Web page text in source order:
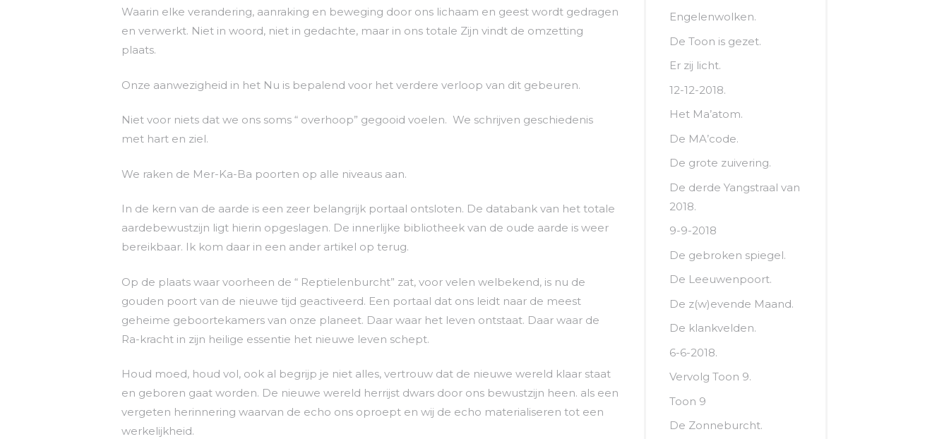
Waarin elke verandering, aanraking en beweging door ons lichaam en geest wordt gedragen
en verwerkt. Niet in woord, niet in gedachte, maar in ons totale Zijn vindt de omzetting
plaats.
Onze aanwezigheid in het Nu is bepalend voor het verdere verloop van dit gebeuren.
Niet voor niets dat we ons soms “ overhoop” gegooid voelen. We schrijven geschiedenis
met hart en ziel.
We raken de Mer-Ka-Ba poorten op alle niveaus aan.
In de kern van de aarde is een zeer belangrijk portaal ontsloten. De databank van het totale
aardebewustzijn ligt hierin opgeslagen. De innerlijke bibliotheek van de oude aarde is weer
bereikbaar. Ik kom daar in een ander artikel op terug.
Op de plaats waar voorheen de “ Reptielenburcht” zat, voor velen welbekend, is nu de
gouden poort van de nieuwe tijd geactiveerd. Een portaal dat ons leidt naar de meest
geheime geboortekamers van onze planeet. Daar waar het leven ontstaat. Daar waar de
Ra-kracht in zijn heilige essentie het nieuwe leven schept.
Houd moed, houd vol, ook al begrijp je niet alles, vertrouw dat de nieuwe wereld klaar staat
en geboren gaat worden. De nieuwe wereld herrijst dwars door ons bewustzijn heen. als een
vergeten herinnering waarvan de echo ons oproept en wij de echo materialiseren tot een
werkelijkheid.
Engelenwolken.
De Toon is gezet.
Er zij licht.
12-12-2018.
Het Ma’atom.
De MA’code.
De grote zuivering.
De derde Yangstraal van
2018.
9-9-2018
De gebroken spiegel.
De Leeuwenpoort.
De z(w)evende Maand.
De klankvelden.
6-6-2018.
Vervolg Toon 9.
Toon 9
De Zonneburcht.